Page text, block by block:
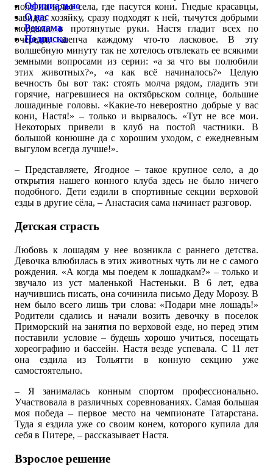
поле на краю села, где пасутся кони. Гнедые красавцы,
завидев хозяйку, сразу подходят к ней, тычутся добрыми
мордами в протянутые руки. Настя гладит всех по
очереди, шепча каждому что-то ласковое. В эту
волшебную минуту так не хотелось отвлекать ее всякими
земными вопросами из серии: «а за что вы полюбили
этих животных?», «а как всё начиналось?» Целую
вечность бы вот так: стоять молча рядом, гладить эти
горячие, нагревшиеся на октябрьском солнце, большие
лошадиные головы. «Какие-то невероятно добрые у вас
кони, Настя!» – только и вырвалось. «Тут не все мои.
Некоторых привели в клуб на постой частники. В
большой конюшне да с хорошим уходом, с ежедневным
выгулом всегда лучше!».
– Представляете, Ягодное – такое крупное село, а до
открытия нашего конного клуба здесь не было ничего
подобного. Дети ездили в спортивные секции верховой
езды в другие сёла, – Анастасия сама начинает разговор.
Детская страсть
Любовь к лошадям у нее возникла с раннего детства.
Девочка влюбилась в этих животных чуть ли не с самого
рождения. «А когда мы поедем к лошадкам?» – только и
звучало из уст маленькой Настеньки. В 6 лет, едва
научившись писать, она сочинила письмо Деду Морозу. В
нем было всего лишь три слова: «Подари мне лошадь!»
Родители сдались и начали возить девочку в поселок
Приморский на занятия по верховой езде, но перед этим
поставили условие – будешь хорошо учиться, посещать
хореографию и бассейн. Настя везде успевала. С 11 лет
она ездила из Тольятти в конную секцию уже
самостоятельно.
– Я занималась конным спортом профессионально.
Участвовала в различных соревнованиях. Самая большая
моя победа – первое место на чемпионате Татарстана.
Туда я ездила уже со своим конем, которого купила для
себя в Питере, – рассказывает Настя.
Взрослое решение
Официально
О нас
Реклама
Подписка